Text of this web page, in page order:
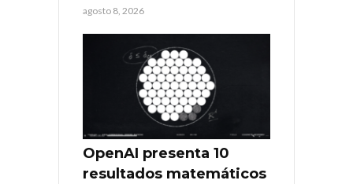
agosto 8, 2026
OpenAI presenta 10
resultados matemáticos